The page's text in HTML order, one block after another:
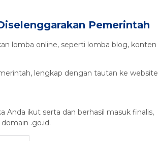
Pemerintah
lomba online, seperti lomba blog, konten
lengkap dengan tautan ke website
ikut serta dan berhasil masuk finalis,
.go.id.